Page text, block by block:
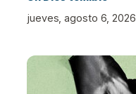
jueves, agosto 6, 2026